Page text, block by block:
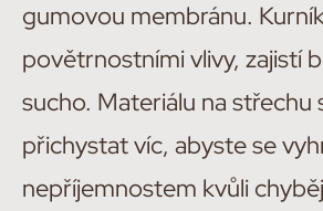
gumovou membránu.
povětrnostními vlivy, zajistí
sucho. Materiálu na střechu
přichystat víc, abyste se
nepříjemnostem kvůli